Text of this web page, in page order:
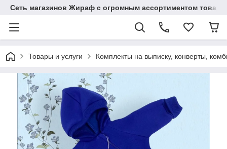
Сеть магазинов Жираф с огромным ассортиментом
Товары и услуги Комплекты на выписку, конверты,